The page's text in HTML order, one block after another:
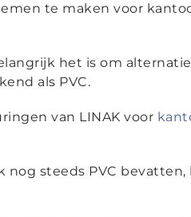
te maken voor
het is om
als PVC.
van LINAK voor
steeds PVC